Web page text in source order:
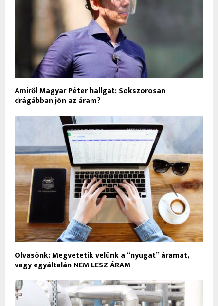
Amiről Magyar Péter hallgat: Sokszorosan
drágábban jön az áram?
Olvasónk: Megvetetik velünk a “nyugat” áramát,
vagy egyáltalán NEM LESZ ÁRAM